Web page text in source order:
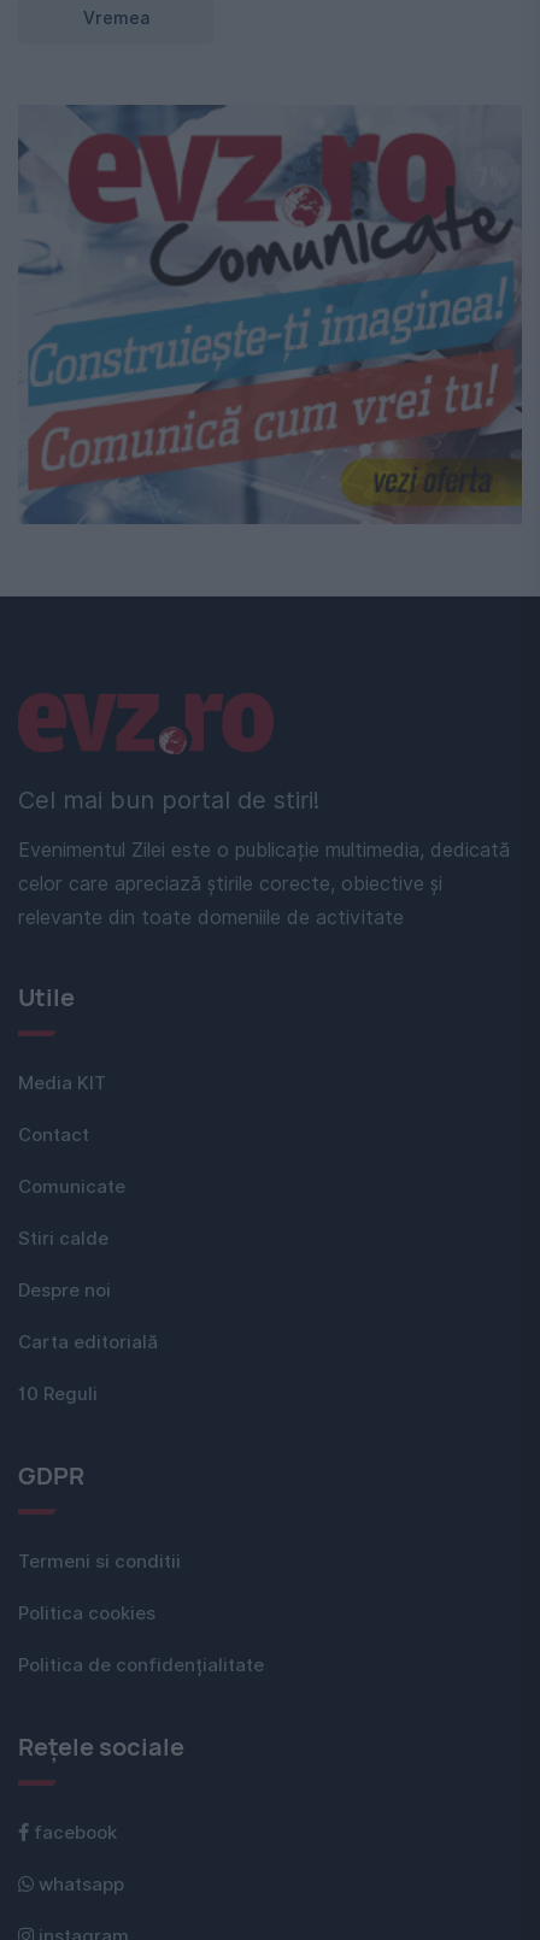
Vremea
Cel mai bun portal de stiri!
Evenimentul Zilei este o publicație multimedia, dedicată
celor care apreciază știrile corecte, obiective și
relevante din toate domeniile de activitate
Linkuri utile
Utile
Media KIT
Contact
Comunicate
Stiri calde
Despre noi
Carta editorială
10 Reguli
GDPR
Termeni si conditii
Politica cookies
Politica de confidențialitate
Rețele sociale
facebook
whatsapp